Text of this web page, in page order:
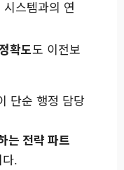
시스템과의 연
정확도도 이전보
단순 행정 담당
는 전략 파트
.